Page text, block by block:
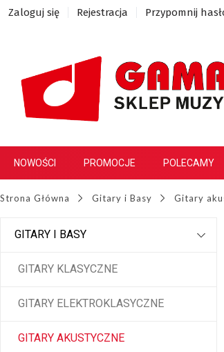
Zaloguj się Rejestracja Przypomnij
NOWOŚCI PROMOCJE POLECAMY
Strona Główna Gitary i Basy Gitary
GITARY I BASY
GITARY KLASYCZNE
GITARY ELEKTROKLASYCZNE
GITARY AKUSTYCZNE